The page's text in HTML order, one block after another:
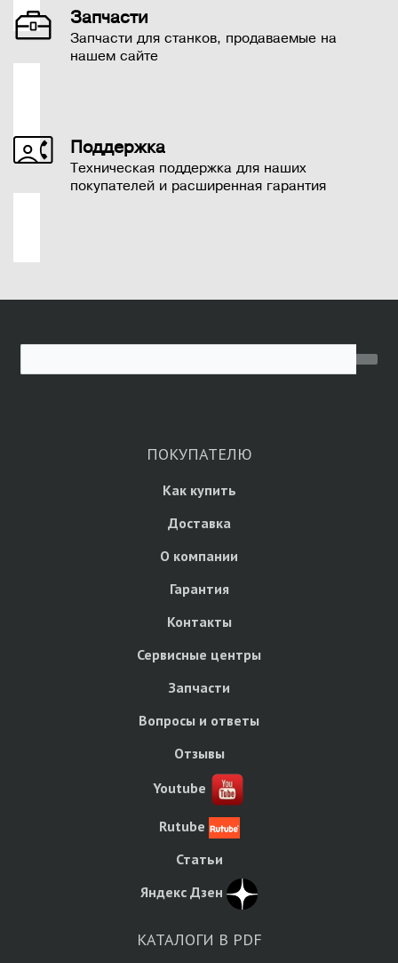
Запчасти
Запчасти для станков, продаваемые на
нашем сайте
Поддержка
Техническая поддержка для наших
покупателей и расширенная гарантия
ПОКУПАТЕЛЮ
Как купить
Доставка
О компании
Гарантия
Контакты
Сервисные центры
Запчасти
Вопросы и ответы
Отзывы
Youtube
Rutube
Статьи
Яндекс Дзен
КАТАЛОГИ В PDF